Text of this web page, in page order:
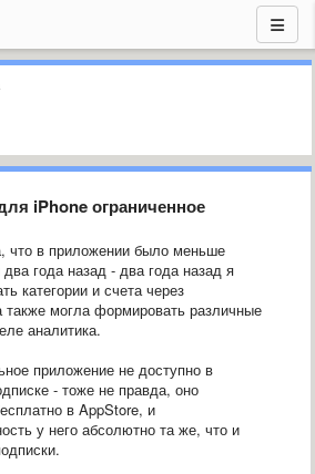
iPhone ограниченное
что в приложении было меньше
года назад - два года назад я
категории и счета через
также могла формировать различные
аналитика.
приложение не доступно в
- тоже не правда, оно
в AppStore, и
у него абсолютно та же, что и